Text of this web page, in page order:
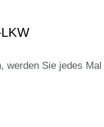
werden Sie jedes